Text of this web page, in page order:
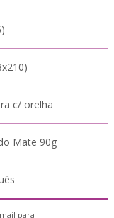
c/ orelha
Mate 90g
para